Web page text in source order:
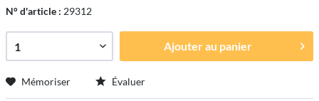
N° d'article : 29312
Ajouter au panier
Mémoriser Évaluer